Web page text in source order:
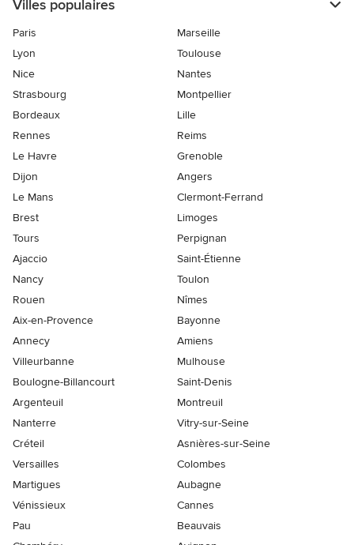
Villes populaires
Paris
Marseille
Lyon
Toulouse
Nice
Nantes
Strasbourg
Montpellier
Bordeaux
Lille
Rennes
Reims
Le Havre
Grenoble
Dijon
Angers
Le Mans
Clermont-Ferrand
Brest
Limoges
Tours
Perpignan
Ajaccio
Saint-Étienne
Nancy
Toulon
Rouen
Nîmes
Aix-en-Provence
Bayonne
Annecy
Amiens
Villeurbanne
Mulhouse
Boulogne-Billancourt
Saint-Denis
Argenteuil
Montreuil
Nanterre
Vitry-sur-Seine
Créteil
Asnières-sur-Seine
Versailles
Colombes
Martigues
Aubagne
Vénissieux
Cannes
Pau
Beauvais